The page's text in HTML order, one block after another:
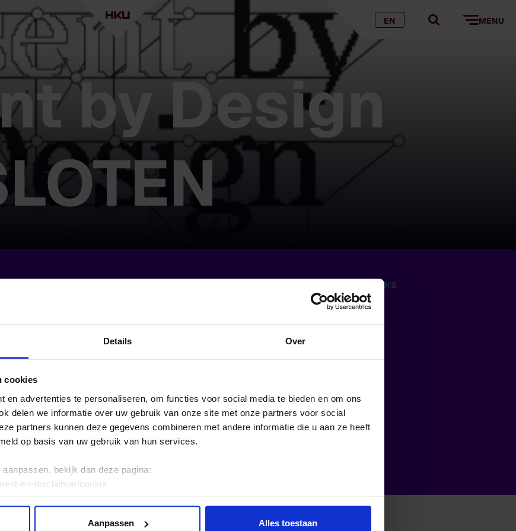
Details Over
cookies
en advertenties te personaliseren, om functies voor social media te bieden en om ons
delen we informatie over uw gebruik van onze site met onze partners voor social
partners kunnen deze gegevens combineren met andere informatie die u aan ze heeft
op basis van uw gebruik van hun services.
bekijk dan deze pagina:
en-disclaimer/cookie
Aanpassen Alles toestaan
EN MENU
by Design
n laat zien dat verdwijnen geen toeval is. De keuzes van ontwerpers
hun opdrachtgevers bepalen welke stemmen een podium krijgen en welke
Diezelfde systemen bepalen ook wat buiten beeld blijft en wie niet wordt
uur tot 18:00 uur
2026 t/m 27 jun
Minrebroederstraat 16 -
Utrecht